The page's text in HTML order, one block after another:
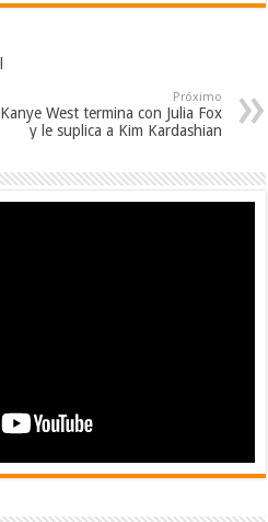
Próximo
Kanye West termina con Julia Fox
y le suplica a Kim Kardashian